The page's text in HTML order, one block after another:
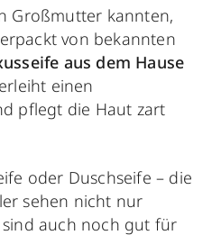
Großmutter kannten,
von bekannten
aus dem Hause
einen
pflegt die Haut zart
oder Duschseife – die
sehen nicht nur
auch noch gut für